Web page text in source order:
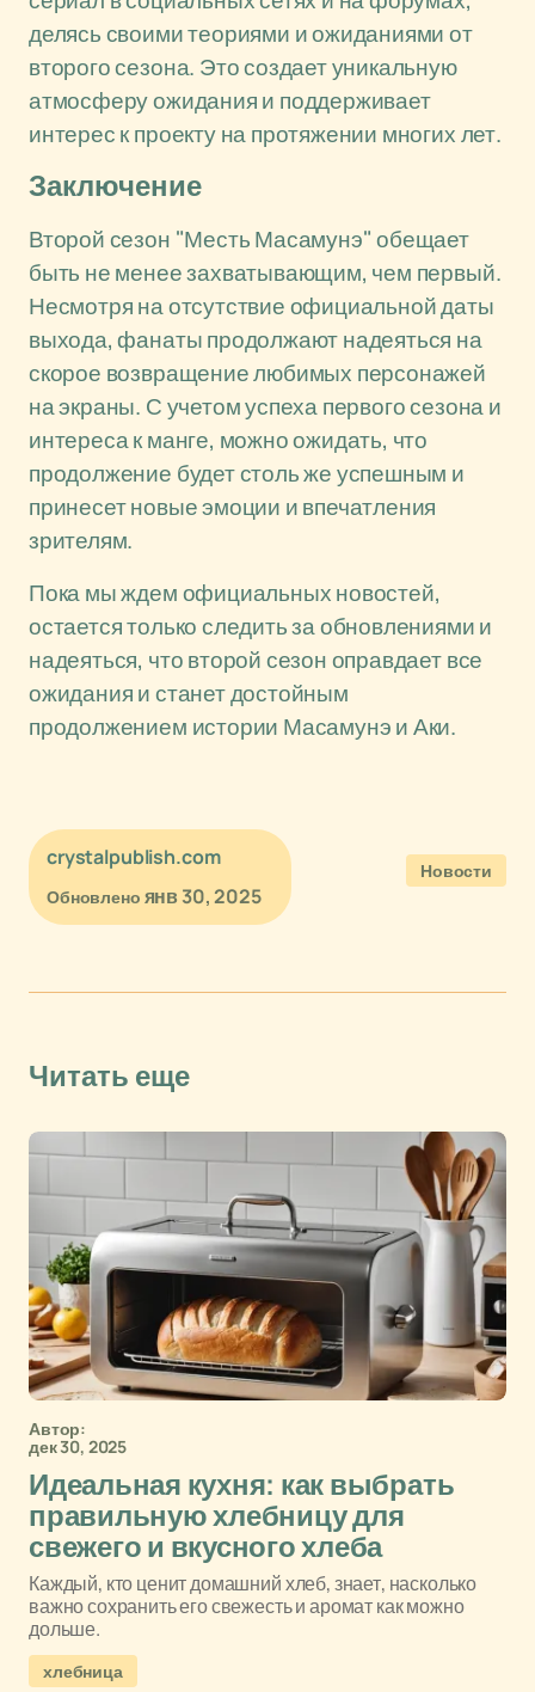
делясь своими теориями и ожиданиями от
второго сезона. Это создает уникальную
атмосферу ожидания и поддерживает
интерес к проекту на протяжении многих лет.
Заключение
Второй сезон "Месть Масамунэ" обещает
быть не менее захватывающим, чем первый.
Несмотря на отсутствие официальной даты
выхода, фанаты продолжают надеяться на
скорое возвращение любимых персонажей
на экраны. С учетом успеха первого сезона и
интереса к манге, можно ожидать, что
продолжение будет столь же успешным и
принесет новые эмоции и впечатления
зрителям.
Пока мы ждем официальных новостей,
остается только следить за обновлениями и
надеяться, что второй сезон оправдает все
ожидания и станет достойным
продолжением истории Масамунэ и Аки.
crystalpublish.com
Обновлено янв 30, 2025
Новости
Читать еще
Автор:
дек 30, 2025
Идеальная кухня: как выбрать
правильную хлебницу для
свежего и вкусного хлеба
Каждый, кто ценит домашний хлеб, знает, насколько
важно сохранить его свежесть и аромат как можно
дольше.
хлебница